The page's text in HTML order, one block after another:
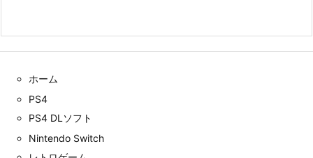
ホーム
PS4
PS4 DLソフト
Nintendo Switch